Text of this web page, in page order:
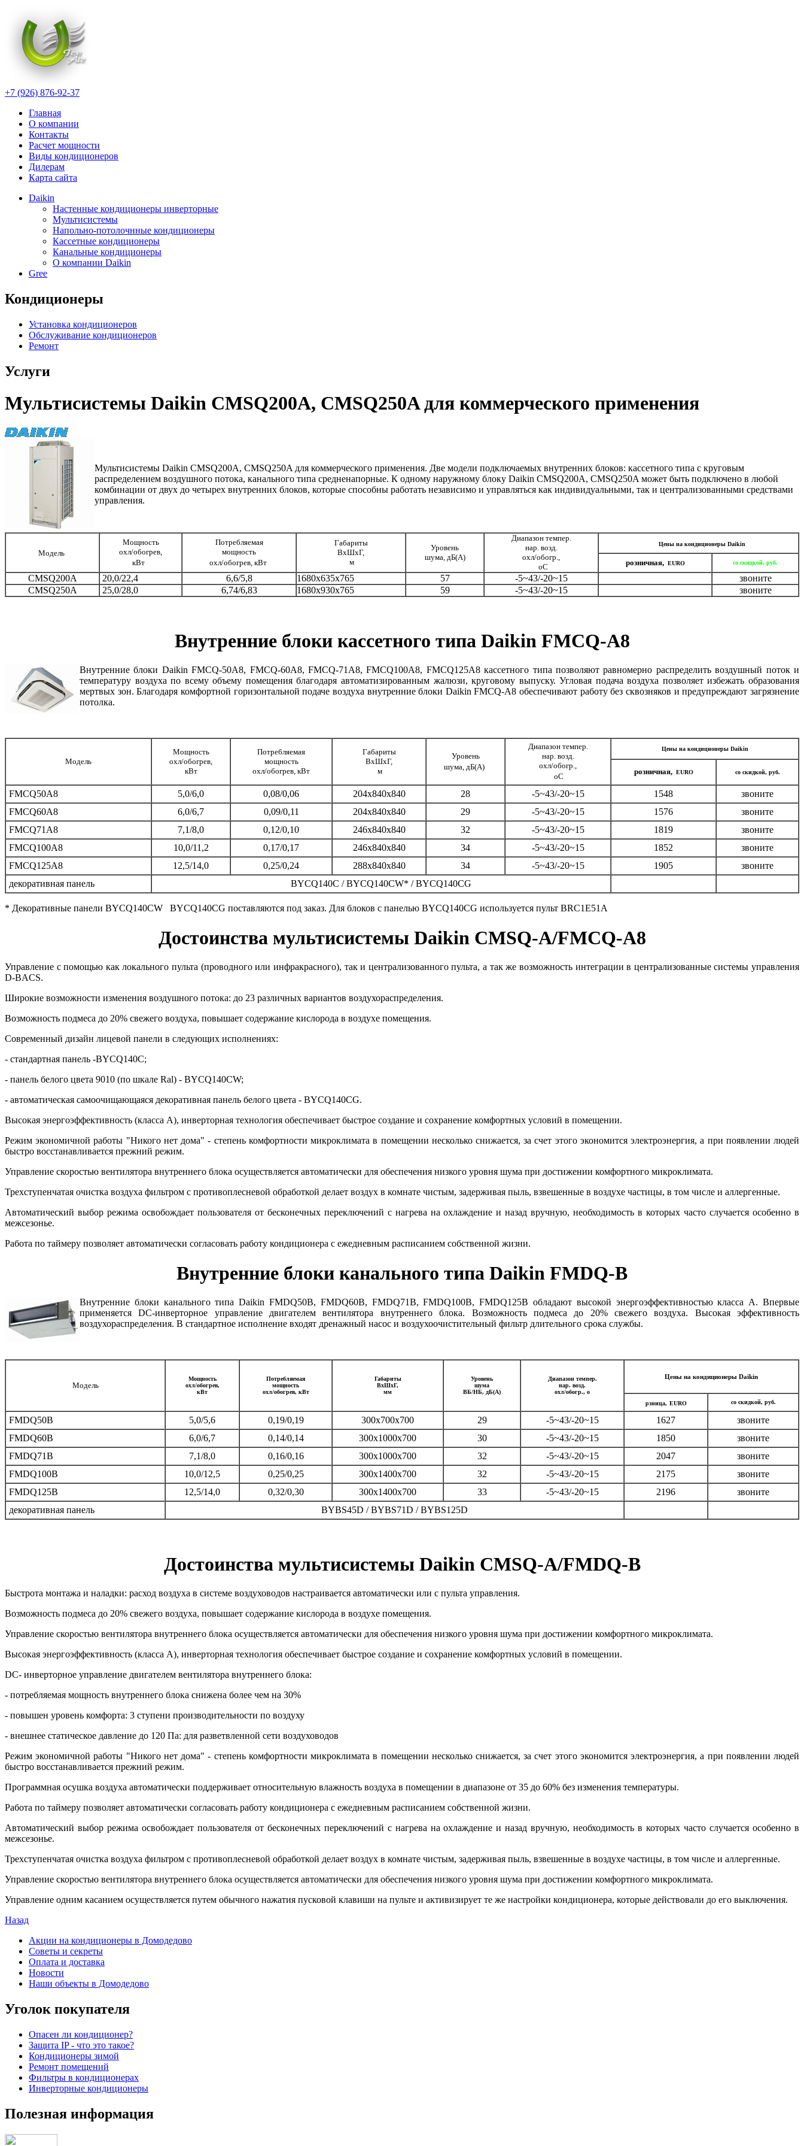
+7 (926) 876-92-37
Главная
О компании
Контакты
Расчет мощности
Виды кондиционеров
Дилерам
Карта сайта
Daikin
Настенные кондиционеры инверторные
Мультисистемы
Напольно-потолочнные кондиционеры
Кассетные кондиционеры
Канальные кондиционеры
О компании Daikin
Gree
Кондиционеры
Установка кондиционеров
Обслуживание кондиционеров
Ремонт
Услуги
Мультисистемы Daikin CMSQ200A, CMSQ250A для коммерческого применения
Мультисистемы Daikin CMSQ200A, CMSQ250A для коммерческого применения. Две модели подключаемых внутренних блоков: кассетного типа с круговым
распределением воздушного потока, канального типа средненапорные. К одному наружному блоку Daikin CMSQ200A, CMSQ250A может быть подключено в любой
комбинации от двух до четырех внутренних блоков, которые способны работать независимо и управляться как индивидуальными, так и централизованными средствами
управления.
Модель
Мощность
охл/обогрев,
кВт
Потребляемая
мощность
охл/обогрев, кВт
Габариты
ВхШхГ,
м
Уровень
шума, дБ(А)
Диапазон темпер.
нар. возд.
охл/обогр.,
оС
Цены на кондиционеры Daikin
розничная,EURO со скидкой, руб.
CMSQ200A 20,0/22,4 6,6/5,8 1680x635x765 57 -5~43/-20~15
звоните
CMSQ250A
25,0/28,0 6,74/6,83 1680x930x765 59 -5~43/-20~15 звоните
Внутренние блоки кассетного типа Daikin FMCQ-A8
Внутренние блоки Daikin FMCQ-50A8, FMCQ-60A8, FMCQ-71A8, FMCQ100A8, FMCQ125A8 кассетного типа позволяют равномерно распределить воздушный поток и
температуру воздуха по всему объему помещения благодаря автоматизированным жалюзи, круговому выпуску. Угловая подача воздуха позволяет избежать образования
мертвых зон. Благодаря комфортной горизонтальной подаче воздуха внутренние блоки Daikin FMCQ-A8 обеспечивают работу без сквозняков и предупреждают загрязнение
потолка.
Модель
Мощность
охл/обогрев,
кВт
Потребляемая
мощность
охл/обогрев, кВт
Габариты
ВхШхГ,
м
Уровень
шума, дБ(А)
Диапазон темпер.
нар. возд.
охл/обогр.,
оС
Цены на кондиционеры Daikin
розничная,EURO со скидкой, руб.
FMCQ50A8 5,0/6,0 0,08/0,06 204x840x840 28 -5~43/-20~15 1548
звоните
FMCQ60A8
6,0/6,7 0,09/0,11 204x840x840 29 -5~43/-20~15 1576
звоните
FMCQ71A8
7,1/8,0 0,12/0,10 246x840x840 32 -5~43/-20~15 1819
звоните
FMCQ100A8
10,0/11,2 0,17/0,17 246x840x840 34 -5~43/-20~15 1852
звоните
FMCQ125A8
12,5/14,0 0,25/0,24 288x840x840 34 -5~43/-20~15 1905
звоните
декоративная панель
BYCQ140C / BYCQ140CW* / BYCQ140CG
* Декоративные панели BYCQ140CW BYCQ140CG поставляются под заказ. Для блоков с панелью BYCQ140CG используется пульт BRC1E51A
Достоинства мультисистемы Daikin CMSQ-A/FMCQ-A8
Управление с помощью как локального пульта (проводного или инфракрасного), так и централизованного пульта, а так же возможность интеграции в централизованные системы управления
D-BACS.
Широкие возможности изменения воздушного потока: до 23 различных вариантов воздухораспределения.
Возможность подмеса до 20% свежего воздуха, повышает содержание кислорода в воздухе помещения.
Современный дизайн лицевой панели в следующих исполнениях:
- стандартная панель -BYCQ140C;
- панель белого цвета 9010 (по шкале Ral) - BYCQ140CW;
- автоматическая самоочищающаяся декоративная панель белого цвета - BYCQ140CG.
Высокая энергоэффективность (класса А), инверторная технология обеспечивает быстрое создание и сохранение комфортных условий в помещении.
Режим экономичной работы "Никого нет дома" - степень комфортности микроклимата в помещении несколько снижается, за счет этого экономится электроэнергия, а при появлении людей
быстро восстанавливается прежний режим.
Управление скоростью вентилятора внутреннего блока осуществляется автоматически для обеспечения низкого уровня шума при достижении комфортного микроклимата.
Трехступенчатая очистка воздуха фильтром с противоплесневой обработкой делает воздух в комнате чистым, задерживая пыль, взвешенные в воздухе частицы, в том числе и аллергенные.
Автоматический выбор режима освобождает пользователя от бесконечных переключений с нагрева на охлаждение и назад вручную, необходимость в которых часто случается особенно в
межсезонье.
Работа по таймеру позволяет автоматически согласовать работу кондиционера с ежедневным расписанием собственной жизни.
Внутренние блоки канального типа Daikin FMDQ-B
Внутренние блоки канального типа Daikin FMDQ50B, FMDQ60B, FMDQ71B, FMDQ100B, FMDQ125B обладают высокой энергоэффективностью класса А. Впервые
применяется DC-инверторное управление двигателем вентилятора внутреннего блока. Возможность подмеса до 20% свежего воздуха. Высокая эффективность
воздухораспределения. В стандартное исполнение входят дренажный насос и воздухоочистительный фильтр длительного срока службы.
Модель
Мощность
охл/обогрев,
кВт
Потребляемая
мощность
охл/обогрев, кВт
Габариты
ВхШхГ,
мм
Уровень
шума
ВБ/НБ, дБ(А)
Диапазон темпер.
нар. возд.
охл/обогр., о
Цены на кондиционеры Daikin
рзница, EURO со скидкой, руб.
FMDQ50B 5,0/5,6 0,19/0,19 300x700x700 29 -5~43/-20~15 1627
звоните
FMDQ60B
6,0/6,7 0,14/0,14 300x1000x700 30 -5~43/-20~15 1850
звоните
FMDQ71B
7,1/8,0 0,16/0,16 300x1000x700 32 -5~43/-20~15 2047
звоните
FMDQ100B
10,0/12,5 0,25/0,25 300x1400x700 32 -5~43/-20~15 2175
звоните
FMDQ125B
12,5/14,0 0,32/0,30 300x1400x700 33 -5~43/-20~15 2196
звоните
декоративная панель
BYBS45D / BYBS71D / BYBS125D
Достоинства мультисистемы Daikin CMSQ-A/FMDQ-B
Быстрота монтажа и наладки: расход воздуха в системе воздуховодов настраивается автоматически или с пульта управления.
Возможность подмеса до 20% свежего воздуха, повышает содержание кислорода в воздухе помещения.
Управление скоростью вентилятора внутреннего блока осуществляется автоматически для обеспечения низкого уровня шума при достижении комфортного микроклимата.
Высокая энергоэффективность (класса А), инверторная технология обеспечивает быстрое создание и сохранение комфортных условий в помещении.
DC- инверторное управление двигателем вентилятора внутреннего блока:
- потребляемая мощность внутреннего блока снижена более чем на 30%
- повышен уровень комфорта: 3 ступени производительности по воздуху
- внешнее статическое давление до 120 Па: для разветвленной сети воздуховодов
Режим экономичной работы "Никого нет дома" - степень комфортности микроклимата в помещении несколько снижается, за счет этого экономится электроэнергия, а при появлении людей
быстро восстанавливается прежний режим.
Программная осушка воздуха автоматически поддерживает относительную влажность воздуха в помещении в диапазоне от 35 до 60% без изменения температуры.
Работа по таймеру позволяет автоматически согласовать работу кондиционера с ежедневным расписанием собственной жизни.
Автоматический выбор режима освобождает пользователя от бесконечных переключений с нагрева на охлаждение и назад вручную, необходимость в которых часто случается особенно в
межсезонье.
Трехступенчатая очистка воздуха фильтром с противоплесневой обработкой делает воздух в комнате чистым, задерживая пыль, взвешенные в воздухе частицы, в том числе и аллергенные.
Управление скоростью вентилятора внутреннего блока осуществляется автоматически для обеспечения низкого уровня шума при достижении комфортного микроклимата.
Управление одним касанием осуществляется путем обычного нажатия пусковой клавиши на пульте и активизирует те же настройки кондиционера, которые действовали до его выключения.
Назад
Акции на кондиционеры в Домодедово
Советы и секреты
Оплата и доставка
Новости
Наши объекты в Домодедово
Уголок покупателя
Опасен ли кондиционер?
Защита IP - что это такое?
Кондиционеры зимой
Ремонт помещений
Фильтры в кондиционерах
Инверторные кондиционеры
Полезная информация